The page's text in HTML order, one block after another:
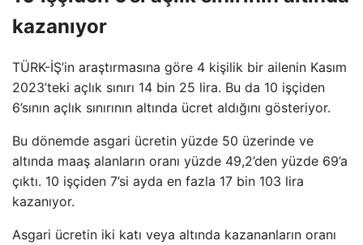
kazanıyor
TÜRK-İŞ’in araştırmasına göre 4 kişilik bir ailenin Kasım
2023’teki açlık sınırı 14 bin 25 lira. Bu da 10 işçiden
6’sının açlık sınırının altında ücret aldığını gösteriyor.
Bu dönemde asgari ücretin yüzde 50 üzerinde ve
altında maaş alanların oranı yüzde 49,2’den yüzde 69’a
çıktı. 10 işçiden 7’si ayda en fazla 17 bin 103 lira
kazanıyor.
Asgari ücretin iki katı veya altında kazananların oranı